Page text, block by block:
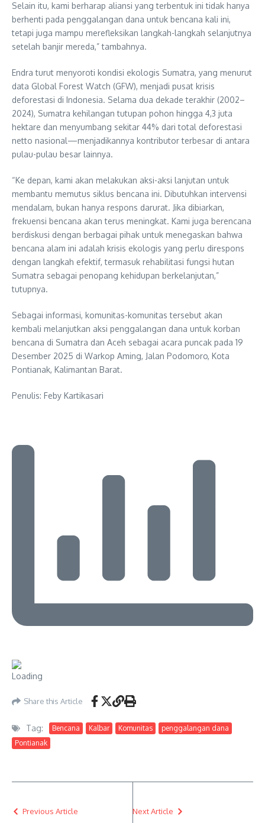
Selain itu, kami berharap aliansi yang terbentuk ini tidak hanya
berhenti pada penggalangan dana untuk bencana kali ini,
tetapi juga mampu merefleksikan langkah-langkah selanjutnya
setelah banjir mereda,” tambahnya.
Endra turut menyoroti kondisi ekologis Sumatra, yang menurut
data Global Forest Watch (GFW), menjadi pusat krisis
deforestasi di Indonesia. Selama dua dekade terakhir (2002–
2024), Sumatra kehilangan tutupan pohon hingga 4,3 juta
hektare dan menyumbang sekitar 44% dari total deforestasi
netto nasional—menjadikannya kontributor terbesar di antara
pulau-pulau besar lainnya.
“Ke depan, kami akan melakukan aksi-aksi lanjutan untuk
membantu memutus siklus bencana ini. Dibutuhkan intervensi
mendalam, bukan hanya respons darurat. Jika dibiarkan,
frekuensi bencana akan terus meningkat. Kami juga berencana
berdiskusi dengan berbagai pihak untuk menegaskan bahwa
bencana alam ini adalah krisis ekologis yang perlu direspons
dengan langkah efektif, termasuk rehabilitasi fungsi hutan
Sumatra sebagai penopang kehidupan berkelanjutan,”
tutupnya.
Sebagai informasi, komunitas-komunitas tersebut akan
kembali melanjutkan aksi penggalangan dana untuk korban
bencana di Sumatra dan Aceh sebagai acara puncak pada 19
Desember 2025 di Warkop Aming, Jalan Podomoro, Kota
Pontianak, Kalimantan Barat.
Penulis: Feby Kartikasari
Share this Article
Tag: Bencana Kalbar Komunitas
penggalangan dana
Pontianak
Previous Article Next Article